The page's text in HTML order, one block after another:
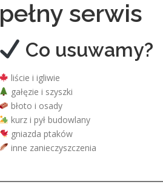
pełny serwis
Co usuwamy?
liście i igliwie
gałęzie i szyszki
błoto i osady
kurz i pył budowlany
gniazda ptaków
inne zanieczyszczenia